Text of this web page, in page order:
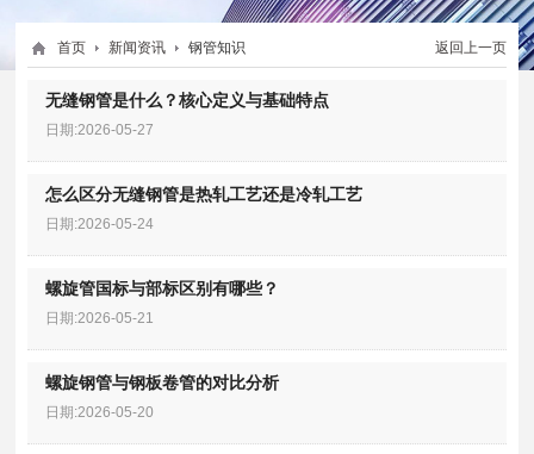
返回上一页
首页 新闻资讯 钢管知识
无缝钢管是什么？核心定义与基础特点
日期:2026-05-27
怎么区分无缝钢管是热轧工艺还是冷轧工艺
日期:2026-05-24
螺旋管国标与部标区别有哪些？
日期:2026-05-21
螺旋钢管与钢板卷管的对比分析
日期:2026-05-20